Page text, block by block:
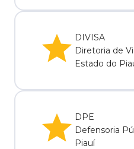
DIVISA
Diretoria de
Estado do
DPE
Defensoria
Piauí